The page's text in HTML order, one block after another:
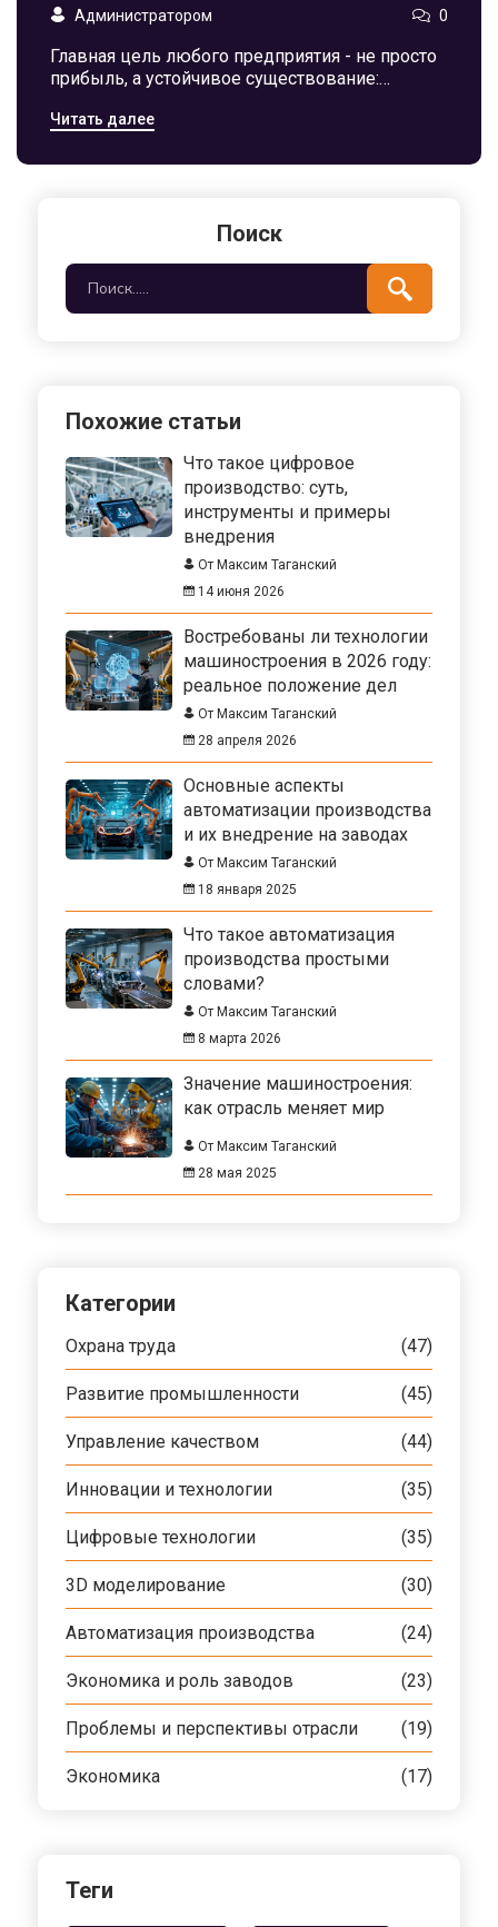
Администратором 0
Главная цель любого предприятия - не просто
прибыль, а устойчивое существование:
ответственность, качество и технологическая
регионов.
Читать далее
Поиск
Похожие статьи
Что такое цифровое
производство: суть,
инструменты и примеры
внедрения
От Максим Таганский
14 июня 2026
Востребованы ли технологии
машиностроения в 2026 году:
реальное положение дел
От Максим Таганский
28 апреля 2026
Основные аспекты
автоматизации производства
и их внедрение на заводах
От Максим Таганский
18 января 2025
Что такое автоматизация
производства простыми
словами?
От Максим Таганский
8 марта 2026
Значение машиностроения:
как отрасль меняет мир
От Максим Таганский
28 мая 2025
Категории
Охрана труда (47)
Развитие промышленности (45)
Управление качеством (44)
Инновации и технологии (35)
Цифровые технологии (35)
3D моделирование (30)
Автоматизация производства (24)
Экономика и роль заводов (23)
Проблемы и перспективы отрасли (19)
Экономика (17)
Теги